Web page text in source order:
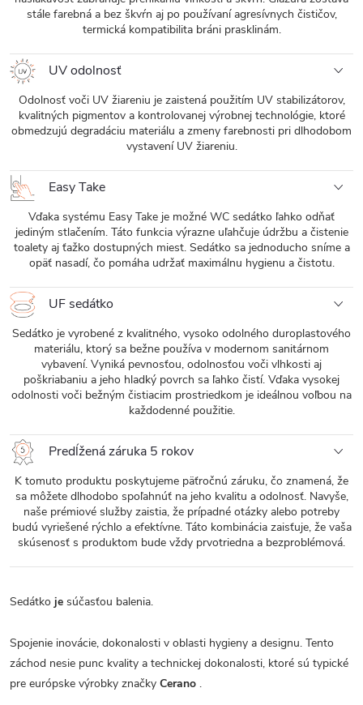
stále farebná a bez škvŕn aj po používaní agresívnych čističov,
termická kompatibilita bráni prasklinám.
UV odolnosť
Odolnosť voči UV žiareniu je zaistená použitím UV stabilizátorov,
kvalitných pigmentov a kontrolovanej výrobnej technológie, ktoré
obmedzujú degradáciu materiálu a zmeny farebnosti pri dlhodobom
vystavení UV žiareniu.
Easy Take
Vďaka systému Easy Take je možné WC sedátko ľahko odňať
jediným stlačením. Táto funkcia výrazne uľahčuje údržbu a čistenie
toalety aj ťažko dostupných miest. Sedátko sa jednoducho sníme a
opäť nasadí, čo pomáha udržať maximálnu hygienu a čistotu.
UF sedátko
Sedátko je vyrobené z kvalitného, ​​vysoko odolného duroplastového
materiálu, ktorý sa bežne používa v modernom sanitárnom
vybavení. Vyniká pevnosťou, odolnosťou voči vlhkosti aj
poškriabaniu a jeho hladký povrch sa ľahko čistí. Vďaka vysokej
odolnosti voči bežným čistiacim prostriedkom je ideálnou voľbou na
každodenné použitie.
Predĺžená záruka 5 rokov
K tomuto produktu poskytujeme päťročnú záruku, čo znamená, že
sa môžete dlhodobo spoľahnúť na jeho kvalitu a odolnosť. Navyše,
naše prémiové služby zaistia, že prípadné otázky alebo potreby
budú vyriešené rýchlo a efektívne. Táto kombinácia zaisťuje, že vaša
skúsenosť s produktom bude vždy prvotriedna a bezproblémová.
Sedátko je súčasťou balenia.
Spojenie inovácie, dokonalosti v oblasti hygieny a designu. Tento
záchod nesie punc kvality a technickej dokonalosti, ktoré sú typické
pre európske výrobky značky Cerano .